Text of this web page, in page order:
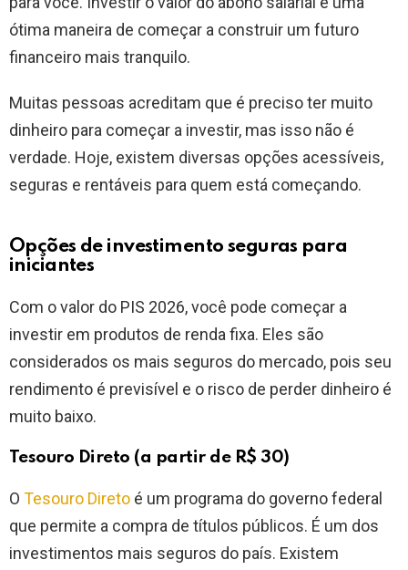
ótima maneira de começar a construir um futuro
financeiro mais tranquilo.
Muitas pessoas acreditam que é preciso ter muito
dinheiro para começar a investir, mas isso não é
verdade. Hoje, existem diversas opções acessíveis,
seguras e rentáveis para quem está começando.
Opções de investimento seguras para
iniciantes
Com o valor do PIS 2026, você pode começar a
investir em produtos de renda fixa. Eles são
considerados os mais seguros do mercado, pois seu
rendimento é previsível e o risco de perder dinheiro é
muito baixo.
Tesouro Direto (a partir de R$ 30)
O Tesouro Direto é um programa do governo federal
que permite a compra de títulos públicos. É um dos
investimentos mais seguros do país. Existem